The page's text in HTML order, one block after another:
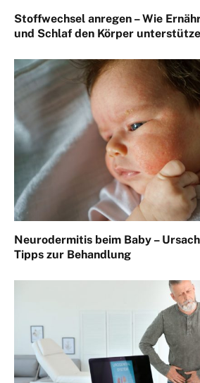
Stoffwechsel anregen – Wie
und Schlaf den Körper
Neurodermitis beim Baby –
Tipps zur Behandlung